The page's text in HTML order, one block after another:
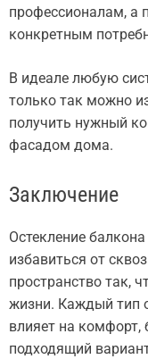
профессионалам, а
конкретным
В идеале любую
только так можно
получить нужный
фасадом дома.
Заключение
Остекление
избавиться от
пространство так,
жизни. Каждый тип
влияет на комфорт,
подходящий